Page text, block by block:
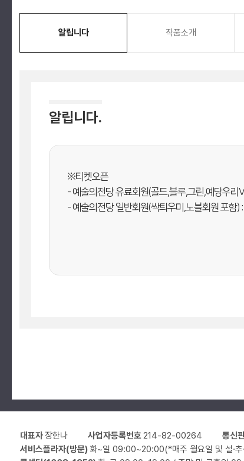
알립니다 작품소개
알립니다.
※티켓오픈
- 예술의전당 유료회원(골드,블루,그린,예당우리
- 예술의전당 일반회원(싹틔우미,노블회원 포함)
대표자장한나 사업자등록번호214-82-00264 통신
서비스플라자(방문) 화~일 09:00~20:00(*매주 월요일 및 설·추